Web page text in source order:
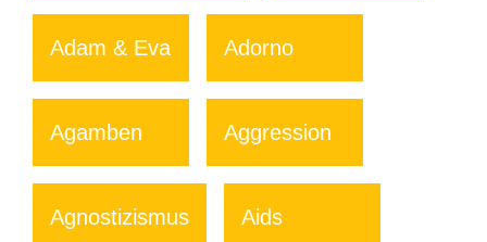
Adam & Eva Adorno
Agamben Aggression
Agnostizismus Aids